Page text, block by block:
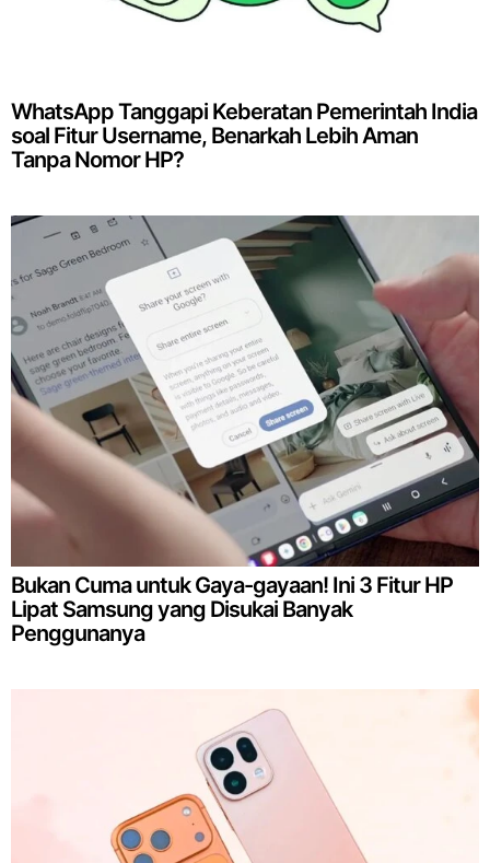
WhatsApp Tanggapi Keberatan Pemerintah India
soal Fitur Username, Benarkah Lebih Aman
Tanpa Nomor HP?
Bukan Cuma untuk Gaya-gayaan! Ini 3 Fitur HP
Lipat Samsung yang Disukai Banyak
Penggunanya